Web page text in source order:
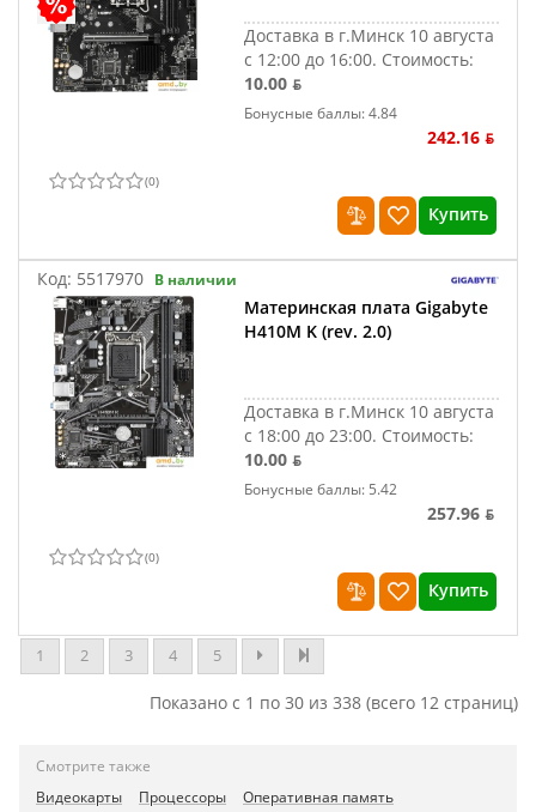
Доставка в г.Минск 10 августа
с 12:00 до 16:00. Стоимость:
10.00 ƃ
Бонусные баллы: 4.84
242.16 ƃ
(0)
Купить
Код: 5517970 В наличии
Материнская плата Gigabyte
H410M K (rev. 2.0)
Доставка в г.Минск 10 августа
с 18:00 до 23:00. Стоимость:
10.00 ƃ
Бонусные баллы: 5.42
257.96 ƃ
(0)
Купить
1 2 3 4 5
Показано с 1 по 30 из 338 (всего 12 страниц)
Смотрите также
Видеокарты
Процессоры
Оперативная память